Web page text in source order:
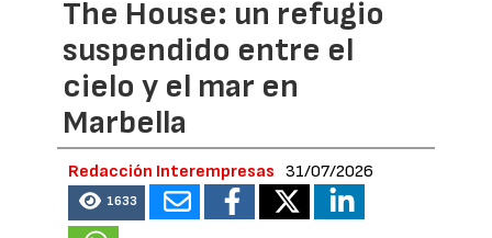
The House: un refugio
suspendido entre el
cielo y el mar en
Marbella
Redacción Interempresas 31/07/2026
1633